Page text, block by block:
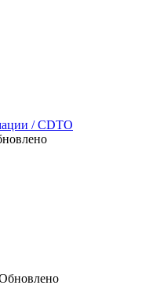
/ CDTO